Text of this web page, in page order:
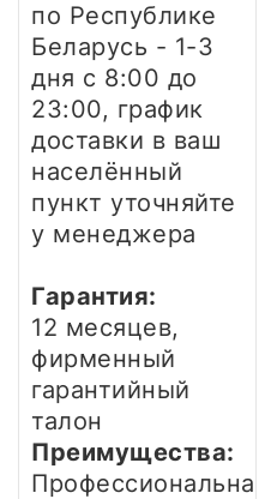
по Республике
Беларусь - 1-3
дня с 8:00 до
23:00, график
доставки в ваш
населённый
пункт уточняйте
у менеджера
Гарантия:
12 месяцев,
фирменный
гарантийный
талон
Преимущества:
Профессиональная